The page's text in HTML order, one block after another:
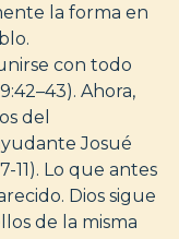
la forma en
con todo
Ahora,
del
Josué
11). Lo que antes
Dios sigue
de la misma